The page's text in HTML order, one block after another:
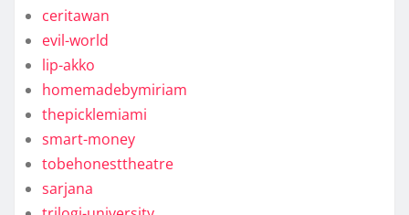
ceritawan
evil-world
lip-akko
homemadebymiriam
thepicklemiami
smart-money
tobehonesttheatre
sarjana